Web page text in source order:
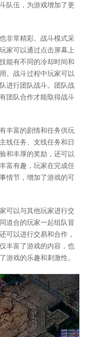
队伍，为游戏增加了更
非常精彩。战斗模式采
家可以通过点击屏幕上
能有不同的冷却时间和
。战斗过程中玩家可以
进行团队战斗。团队战
团队合作才能取得战斗
丰富的剧情和任务供玩
线任务、支线任务和日
和丰厚的奖励，还可以
富有趣，玩家在完成任
情节，增加了游戏的可
可以与其他玩家进行交
道合的玩家一起组队冒
可以进行交易和合作，
丰富了游戏的内容，也
游戏的乐趣和刺激性。